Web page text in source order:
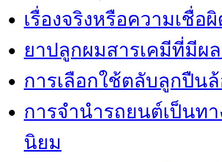
เรื่องจริงหรือความเชื่อ
ยาปลูกผมสารเคมีที่มีผ
การเลือกใช้ตลับลูกปืน
การจำนำรถยนต์เป็นท
นิยม